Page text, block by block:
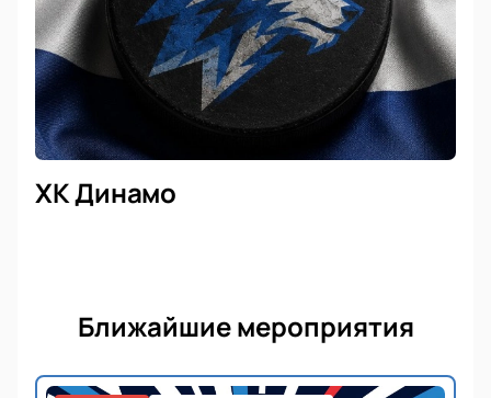
ХК Динамо
Ближайшие мероприятия